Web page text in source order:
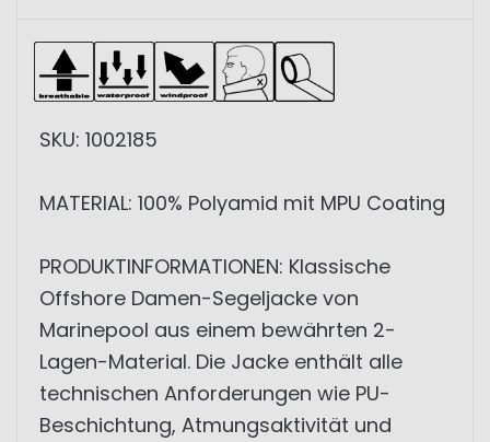
SKU: 1002185
MATERIAL: 100% Polyamid mit MPU Coating
PRODUKTINFORMATIONEN: Klassische
Offshore Damen-Segeljacke von
Marinepool aus einem bewährten 2-
Lagen-Material. Die Jacke enthält alle
technischen Anforderungen wie PU-
Beschichtung, Atmungsaktivität und